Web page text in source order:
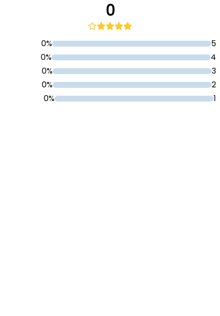
0
5
0%
4
0%
3
0%
2
0%
1
0%